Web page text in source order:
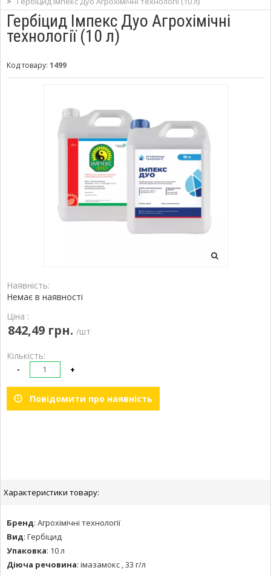
Гербіцид Імпекс Дуо Агрохімічні
технології (10 л)
Код товару: 1499
Наявність:
Немає в наявності
Ціна :
842,49 грн. /шт
Кількість:
- +
Повідомити про наявність
Характеристики товару:
Бренд: Агрохімічні технології
Вид: Гербіцид
Упаковка: 10 л
Діюча речовина: імазамокс , 33 г/л